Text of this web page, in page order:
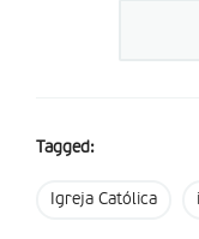
Tagged:
Igreja Católica